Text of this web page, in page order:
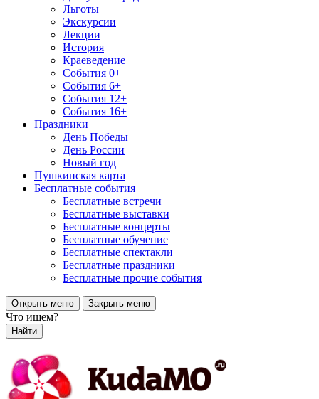
Льготы
Экскурсии
Лекции
История
Краеведение
События 0+
События 6+
События 12+
События 16+
Праздники
День Победы
День России
Новый год
Пушкинская карта
Бесплатные события
Бесплатные встречи
Бесплатные выставки
Бесплатные концерты
Бесплатные обучение
Бесплатные спектакли
Бесплатные праздники
Бесплатные прочие события
Открыть меню Закрыть меню
Что ищем?
Найти